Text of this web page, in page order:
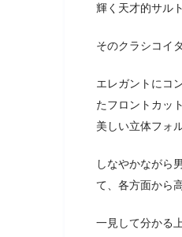
輝く天才的サル
そのクラシコイ
エレガントにコ
たフロントカッ
美しい立体フォ
しなやかながら
て、各方面から
一見して分かる